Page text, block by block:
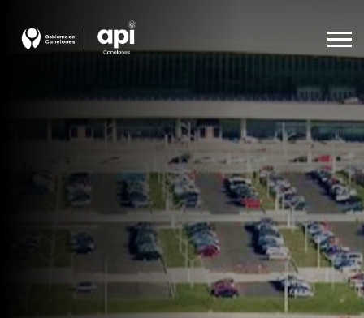
Agencia De Promoción A La Inversión
Descargas